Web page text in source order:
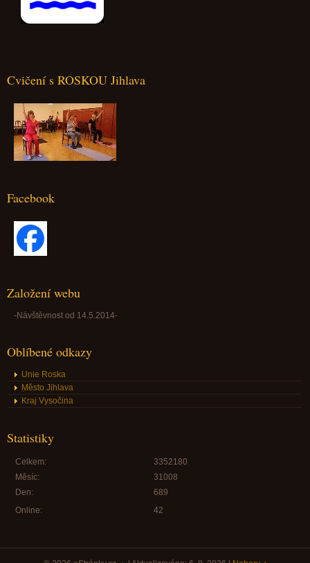
Cvičení s ROSKOU Jihlava
Facebook
Založení webu
-Návštěvnost od 14.5.2014-
Oblíbené odkazy
Unie Roska
Město Jihlava
Kraj Vysočina
Statistiky
Online: 42
Celkem:
3352180
Měsíc:
31008
Den:
689